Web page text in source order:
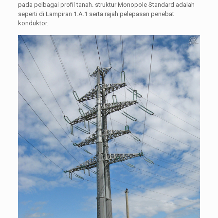
pada pelbagai profil tanah. struktur Monopole Standard adalah
seperti di Lampiran 1.A.1 serta rajah pelepasan penebat
konduktor.